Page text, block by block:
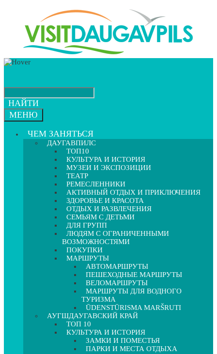
НАЙТИ
МЕНЮ
ЧЕМ ЗАНЯТЬСЯ
ДАУГАВПИЛС
ТОП10
КУЛЬТУРА И ИСТОРИЯ
МУЗЕИ И ЭКСПОЗИЦИИ
ТЕАТР
РЕМЕСЛЕННИКИ
АКТИВНЫЙ ОТДЫХ И ПРИКЛЮЧЕНИЯ
ЗДОРОВЬЕ И КРАСОТА
ОТДЫХ И РАЗВЛЕЧЕНИЯ
СЕМЬЯМ С ДЕТЬМИ
ДЛЯ ГРУПП
ЛЮДЯМ С ОГРАНИЧЕННЫМИ
ВОЗМОЖНОСТЯМИ
ПОКУПКИ
МАРШРУТЫ
АВТОМАРШРУТЫ
ПЕШЕХОДНЫЕ МАРШРУТЫ
ВЕЛОМАРШРУТЫ
МАРШРУТЫ ДЛЯ ВОДНОГО
ТУРИЗМА
ŪDENSTŪRISMA MARŠRUTI
АУГШДАУГАВСКИЙ КРАЙ
ТОП 10
КУЛЬТУРА И ИСТОРИЯ
ЗАМКИ И ПОМЕСТЬЯ
ПАРКИ И МЕСТА ОТДЫХА